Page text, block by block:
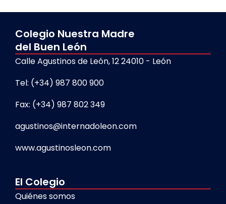
Colegio Nuestra Madre
del Buen León
Calle Agustinos de León, 12 24010 - León
Tel: (+34) 987 800 900
Fax: (+34) 987 802 349
agustinos@internadoleon.com
www.agustinosleon.com
El Colegio
Quiénes somos